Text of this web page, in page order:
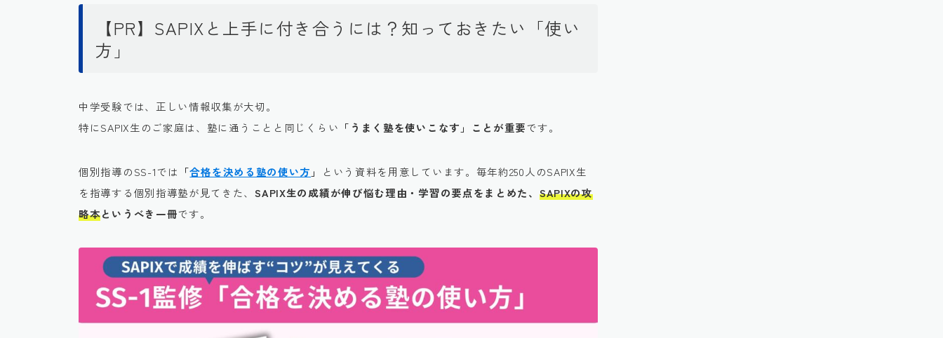
【PR】SAPIXと上手に付き合うには？知っておきたい「使い
方」
中学受験では、正しい情報収集が大切。
特にSAPIX生のご家庭は、塾に通うことと同じくらい 「うまく塾を使いこなす」ことが重要です。
個別指導のSS-1では 「合格を決める塾の使い方 」
という資料を用意しています。毎年約250人のSAPIX生
を指導する個別指導塾が見てきた、SAPIX生の成績が伸び悩む理由・学習の要点をまとめた、 SAPIXの攻
略本というべき一冊です。